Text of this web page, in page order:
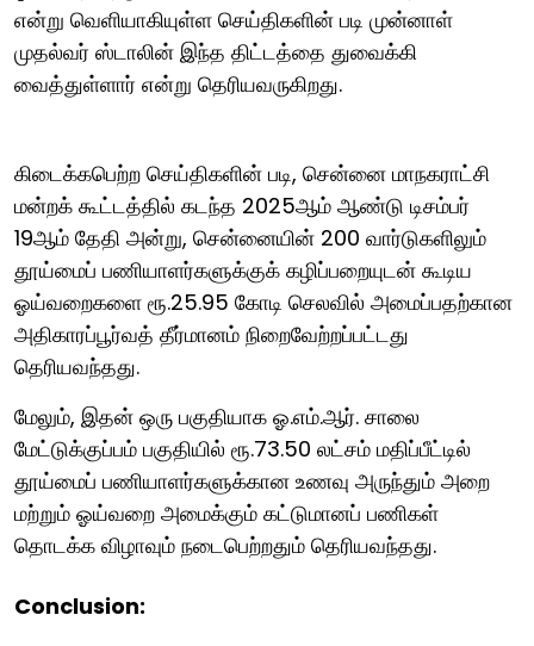
என்று வெளியாகியுள்ள செய்திகளின் படி முன்னாள்
முதல்வர் ஸ்டாலின் இந்த திட்டத்தை துவைக்கி
வைத்துள்ளார் என்று தெரியவருகிறது.
கிடைக்கபெற்ற செய்திகளின் படி, சென்னை மாநகராட்சி
மன்றக் கூட்டத்தில் கடந்த 2025ஆம் ஆண்டு டிசம்பர்
19ஆம் தேதி அன்று, சென்னையின் 200 வார்டுகளிலும்
தூய்மைப் பணியாளர்களுக்குக் கழிப்பறையுடன் கூடிய
ஓய்வறைகளை ரூ.25.95 கோடி செலவில் அமைப்பதற்கான
அதிகாரப்பூர்வத் தீர்மானம் நிறைவேற்றப்பட்டது
தெரியவந்தது.
மேலும், இதன் ஒரு பகுதியாக ஓ.எம்.ஆர். சாலை
மேட்டுக்குப்பம் பகுதியில் ரூ.73.50 லட்சம் மதிப்பீட்டில்
தூய்மைப் பணியாளர்களுக்கான உணவு அருந்தும் அறை
மற்றும் ஓய்வறை அமைக்கும் கட்டுமானப் பணிகள்
தொடக்க விழாவும் நடைபெற்றதும் தெரியவந்தது.
Conclusion: